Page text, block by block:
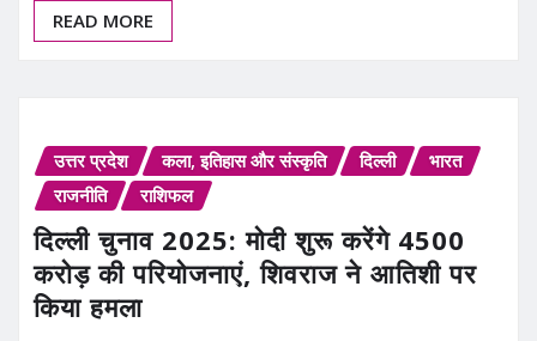
READ MORE
उत्तर प्रदेश कला, इतिहास और संस्कृति दिल्ली
भारत
राजनीति
राशिफल
दिल्ली चुनाव 2025: मोदी शुरू करेंगे 4500
करोड़ की परियोजनाएं, शिवराज ने आतिशी पर
किया हमला